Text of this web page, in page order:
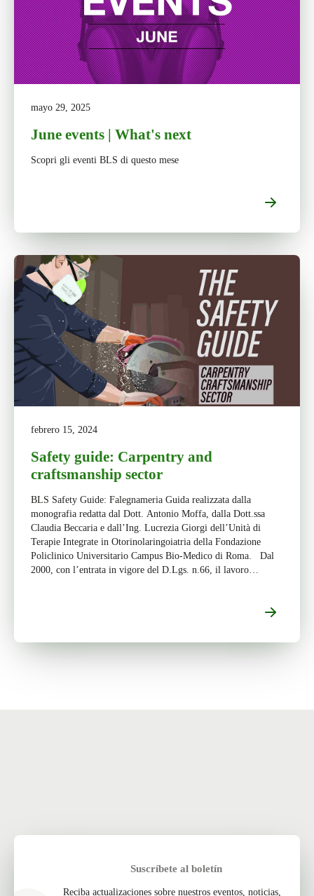
mayo 29, 2025
June events | What's next
Scopri gli eventi BLS di questo mese
febrero 15, 2024
Safety guide: Carpentry and
craftsmanship sector
BLS Safety Guide: Falegnameria Guida realizzata dalla
monografia redatta dal Dott. Antonio Moffa, dalla Dott.ssa
Claudia Beccaria e dall’Ing. Lucrezia Giorgi dell’Unità di
Terapie Integrate in Otorinolaringoiatria della Fondazione
Policlinico Universitario Campus Bio-Medico di Roma. Dal
2000, con l’entrata in vigore del D.Lgs. n.66, il lavoro
Suscríbete al boletín
Reciba actualizaciones sobre nuestros eventos, noticias,